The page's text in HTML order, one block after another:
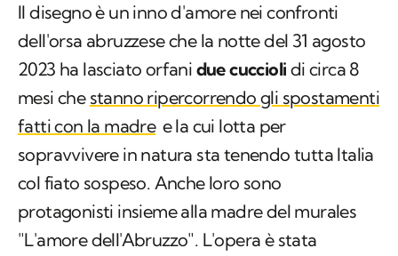
Il disegno è un inno d'amore nei confronti
dell'orsa abruzzese che la notte del 31 agosto
2023 ha lasciato orfani due cuccioli di circa 8
mesi che stanno ripercorrendo gli spostamenti
fatti con la madre e la cui lotta per
sopravvivere in natura sta tenendo tutta Italia
col fiato sospeso. Anche loro sono
protagonisti insieme alla madre del murales
"L'amore dell'Abruzzo". L'opera è stata